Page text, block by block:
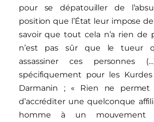
pour se dépatouiller de
position que l’État leur impose
savoir que tout cela n’a rien de
n’est pas sûr que le tueur
assassiner ces personnes
spécifiquement pour les
Darmanin ; « Rien ne
d’accréditer une quelconque
homme à un mouvement